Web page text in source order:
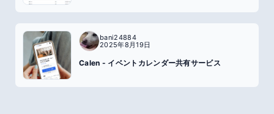
bani24884
2025年8月19日
Calen - イベントカレンダー共有サービス